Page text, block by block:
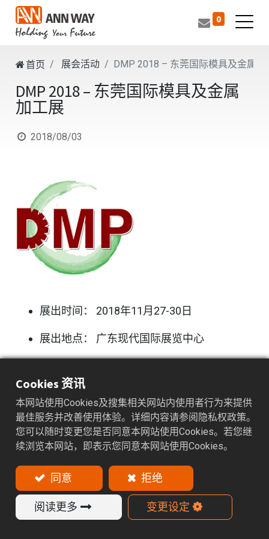
0
首页 展会活动 DMP 2018 – 东莞国际模具及金属加
DMP 2018 – 东莞国际模具及金属
加工展
2018/08/03
展出时间： 2018年11月27-30日
展出地点： 广东现代国际展览中心
阅读下一篇
CTMS 2026 -台南自动化机械暨智能
制造展
Cookies 资讯
本网站使用Cookies及搜集相关网站内使用者行为来提供
最佳服务并改善使用体验。详细内容请参阅隐私权政策。
您可以随时变更您是否同意本网站使用Cookies。若您继
续浏览本网站，即表示您同意本网站使用Cookies。
同意 拒绝
阅读更多 变更设定